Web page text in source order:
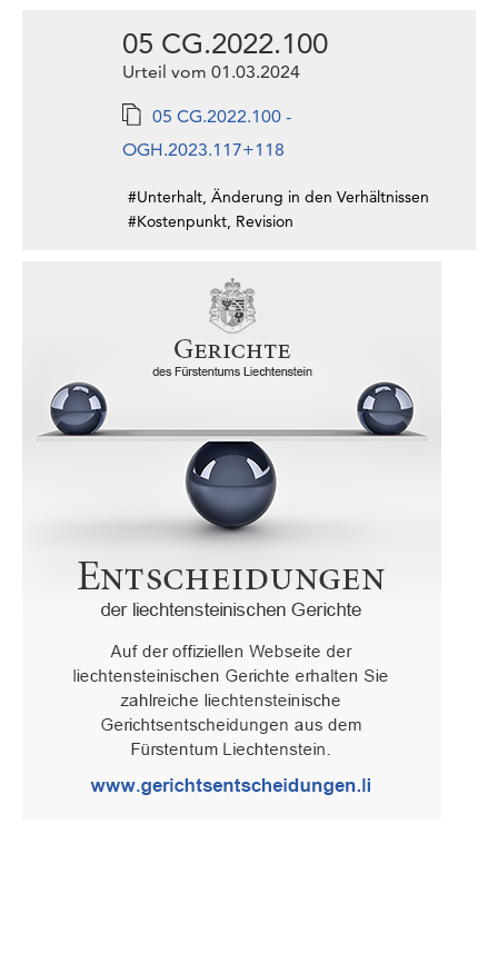
05 CG.2022.100
Urteil vom 01.03.2024
05 CG.2022.100 -
OGH.2023.117+118
#Unterhalt, Änderung in den Verhältnissen
#Kostenpunkt, Revision